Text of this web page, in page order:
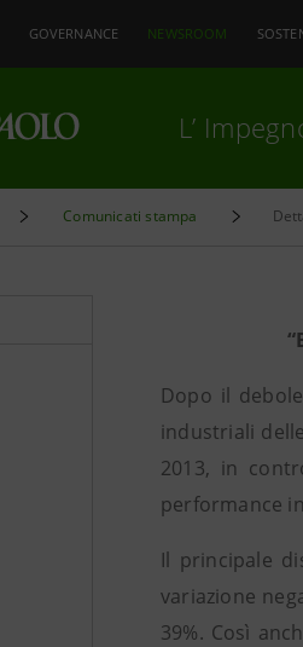
GOVERNANCE NEWSROOM
L’
Comunicati stampa
Dopo il
industriali
2013, in
performance
Il principale
variazione
39%. Così